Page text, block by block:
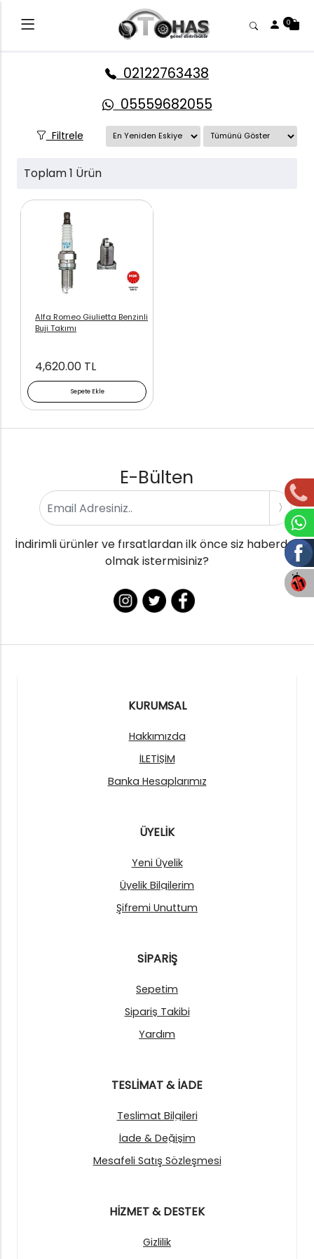
0
02122763438
05559682055
Filtrele
Toplam 1 Ürün
Sepete Ekle
Alfa Romeo Giulietta Benzinli
Buji Takımı
4,620.00 TL
E-Bülten
İndirimli ürünler ve fırsatlardan ilk önce siz haberdar
olmak istermisiniz?
KURUMSAL
Hakkımızda
İLETİŞİM
Banka Hesaplarımız
ÜYELİK
Yeni Üyelik
Üyelik Bilgilerim
Şifremi Unuttum
SİPARİŞ
Sepetim
Sipariş Takibi
Yardım
TESLİMAT & İADE
Teslimat Bilgileri
İade & Değişim
Mesafeli Satış Sözleşmesi
HİZMET & DESTEK
Gizlilik